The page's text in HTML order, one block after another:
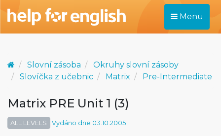
Menu
Slovní zásoba
Okruhy slovní zásoby
Slovíčka z učebnic
Matrix Pre-Intermediate
Matrix PRE Unit 1 (3)
ALL LEVELS Vydáno dne 03.10.2005